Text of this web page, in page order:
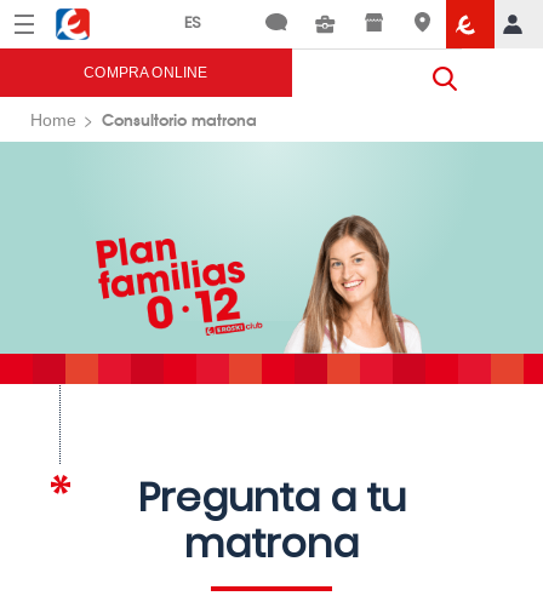
Menú Eroski
COMPRA ONLINE
Home Consultorio matrona
Pregunta a tu
matrona